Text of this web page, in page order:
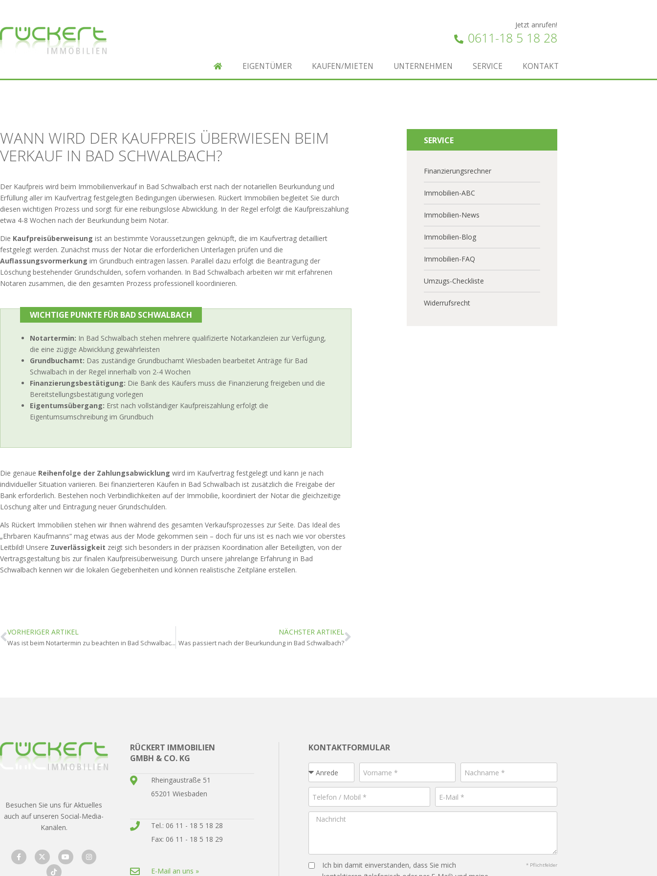
Jetzt anrufen!
0611-18 5 18 28
EIGENTÜMER KAUFEN/MIETEN UNTERNEHMEN SERVICE KONTAKT
WANN WIRD DER KAUFPREIS ÜBERWIESEN BEIM
VERKAUF IN BAD SCHWALBACH?
Der Kaufpreis wird beim Immobilienverkauf in Bad Schwalbach erst nach der notariellen Beurkundung und
Erfüllung aller im Kaufvertrag festgelegten Bedingungen überwiesen. Rückert Immobilien begleitet Sie durch
diesen wichtigen Prozess und sorgt für eine reibungslose Abwicklung. In der Regel erfolgt die Kaufpreiszahlung
etwa 4-8 Wochen nach der Beurkundung beim Notar.
Die Kaufpreisüberweisung ist an bestimmte Voraussetzungen geknüpft, die im Kaufvertrag detailliert
festgelegt werden. Zunächst muss der Notar die erforderlichen Unterlagen prüfen und die
Auflassungsvormerkung im Grundbuch eintragen lassen. Parallel dazu erfolgt die Beantragung der
Löschung bestehender Grundschulden, sofern vorhanden. In Bad Schwalbach arbeiten wir mit erfahrenen
Notaren zusammen, die den gesamten Prozess professionell koordinieren.
WICHTIGE PUNKTE FÜR BAD SCHWALBACH
Notartermin: In Bad Schwalbach stehen mehrere qualifizierte Notarkanzleien zur Verfügung,
die eine zügige Abwicklung gewährleisten
Grundbuchamt: Das zuständige Grundbuchamt Wiesbaden bearbeitet Anträge für Bad
Schwalbach in der Regel innerhalb von 2-4 Wochen
Finanzierungsbestätigung: Die Bank des Käufers muss die Finanzierung freigeben und die
Bereitstellungsbestätigung vorlegen
Eigentumsübergang: Erst nach vollständiger Kaufpreiszahlung erfolgt die
Eigentumsumschreibung im Grundbuch
Die genaue Reihenfolge der Zahlungsabwicklung wird im Kaufvertrag festgelegt und kann je nach
individueller Situation variieren. Bei finanzierteren Käufen in Bad Schwalbach ist zusätzlich die Freigabe der
Bank erforderlich. Bestehen noch Verbindlichkeiten auf der Immobilie, koordiniert der Notar die gleichzeitige
Löschung alter und Eintragung neuer Grundschulden.
Als Rückert Immobilien stehen wir Ihnen während des gesamten Verkaufsprozesses zur Seite. Das Ideal des
„Ehrbaren Kaufmanns“ mag etwas aus der Mode gekommen sein – doch für uns ist es nach wie vor oberstes
Leitbild! Unsere Zuverlässigkeit zeigt sich besonders in der präzisen Koordination aller Beteiligten, von der
Vertragsgestaltung bis zur finalen Kaufpreisüberweisung. Durch unsere jahrelange Erfahrung in Bad
Schwalbach kennen wir die lokalen Gegebenheiten und können realistische Zeitpläne erstellen.
VORHERIGER ARTIKEL
Was ist beim Notartermin zu beachten in Bad Schwalbach?
NÄCHSTER ARTIKEL
Was passiert nach der Beurkundung in Bad Schwalbach?
SERVICE
Finanzierungsrechner
Immobilien-ABC
Immobilien-News
Immobilien-Blog
Immobilien-FAQ
Umzugs-Checkliste
Widerrufsrecht
Besuchen Sie uns für Aktuelles
auch auf unseren Social-Media-
Kanälen.
RÜCKERT IMMOBILIEN
GMBH & CO. KG
Rheingaustraße 51
65201 Wiesbaden
Tel.: 06 11 - 18 5 18 28
Fax: 06 11 - 18 5 18 29
E-Mail an uns »
KONTAKTFORMULAR
Ich bin damit einverstanden, dass Sie mich
* Pflichtfelder